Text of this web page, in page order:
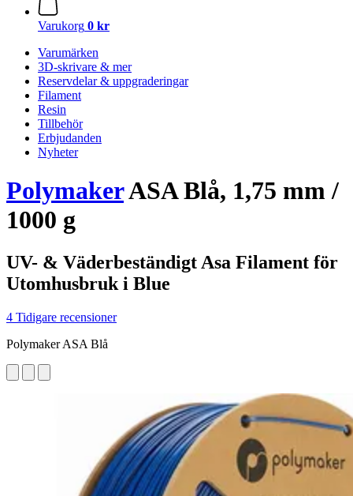
Varukorg 0 kr
Varumärken
3D-skrivare & mer
Reservdelar & uppgraderingar
Filament
Resin
Tillbehör
Erbjudanden
Nyheter
PolymakerASA Blå, 1,75 mm /
1000 g
UV- & Väderbeständigt Asa Filament för
Utomhusbruk i Blue
4 Tidigare recensioner
Polymaker ASA Blå